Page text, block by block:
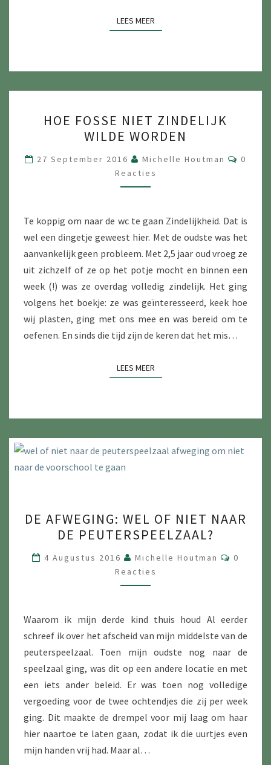
LEES MEERLEES MEER
FOSSE
NIET
ZINDELIJK
WILDE
WORDEN
HOE FOSSE NIET ZINDELIJK
WILDE WORDEN
27 September 2016 Michelle Houtman
0
Reacties
Te koppig om naar de wc te gaan Zindelijkheid. Dat is
wel een dingetje geweest hier. Met de oudste was het
aanvankelijk geen probleem. Met 2,5 jaar oud vroeg ze
uit zichzelf of ze op het potje mocht en binnen een
week (!) was ze overdag volledig zindelijk. Het ging
volgens het boekje: ze was geïnteresseerd, keek hoe
wij plasten, ging met ons mee en was bereid om te
oefenen. En sinds die tijd zijn de keren dat het mis…
LEES MEERLEES MEER
AFWEGING:
WEL
OF
NIET
NAAR
PEUTERSPEELZAAL?
DE AFWEGING: WEL OF NIET NAAR
DE PEUTERSPEELZAAL?
4 Augustus 2016 Michelle Houtman Reacties
0
Reacties
Waarom ik mijn derde kind thuis houd Al eerder
schreef ik over het afscheid van mijn middelste van de
peuterspeelzaal. Toen mijn oudste nog naar de
speelzaal ging, was dit op een andere locatie en met
een iets ander beleid. Er was toen nog volledige
vergoeding voor de twee ochtendjes die zij per week
ging. Dit maakte de drempel voor mij laag om haar
hier naartoe te laten gaan, zodat ik die uurtjes even
mijn handen vrij had. Maar al…